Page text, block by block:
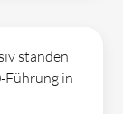
standen
Führung in